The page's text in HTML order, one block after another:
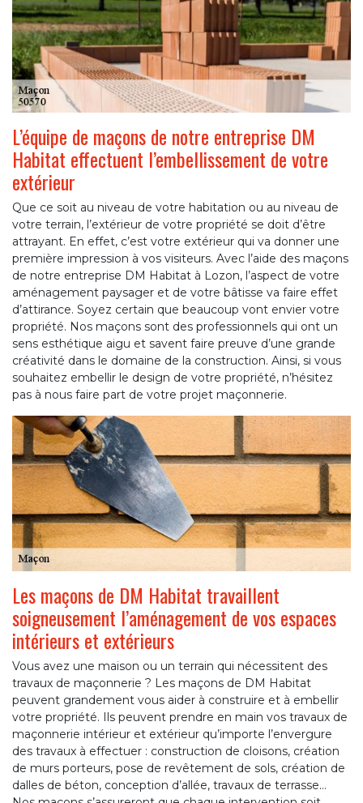
L’équipe de maçons de notre entreprise DM
Habitat effectuent l’embellissement de votre
extérieur
Que ce soit au niveau de votre habitation ou au niveau de
votre terrain, l’extérieur de votre propriété se doit d’être
attrayant. En effet, c’est votre extérieur qui va donner une
première impression à vos visiteurs. Avec l’aide des maçons
de notre entreprise DM Habitat à Lozon, l’aspect de votre
aménagement paysager et de votre bâtisse va faire effet
d’attirance. Soyez certain que beaucoup vont envier votre
propriété. Nos maçons sont des professionnels qui ont un
sens esthétique aigu et savent faire preuve d’une grande
créativité dans le domaine de la construction. Ainsi, si vous
souhaitez embellir le design de votre propriété, n’hésitez
pas à nous faire part de votre projet maçonnerie.
Les maçons de DM Habitat travaillent
soigneusement l’aménagement de vos espaces
intérieurs et extérieurs
Vous avez une maison ou un terrain qui nécessitent des
travaux de maçonnerie ? Les maçons de DM Habitat
peuvent grandement vous aider à construire et à embellir
votre propriété. Ils peuvent prendre en main vos travaux de
maçonnerie intérieur et extérieur qu’importe l’envergure
des travaux à effectuer : construction de cloisons, création
de murs porteurs, pose de revêtement de sols, création de
dalles de béton, conception d’allée, travaux de terrasse…